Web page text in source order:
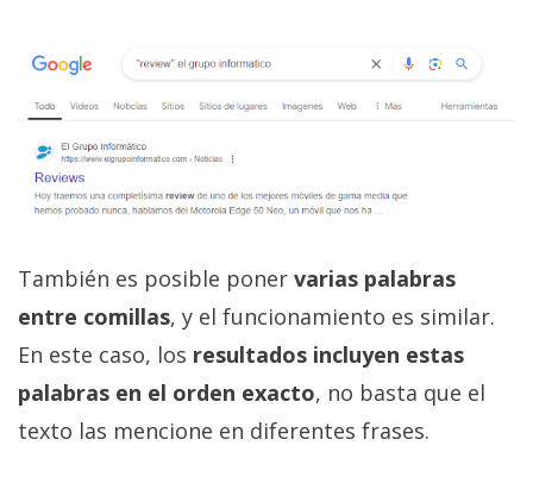
También es posible poner varias palabras
entre comillas, y el funcionamiento es similar.
En este caso, los resultados incluyen estas
palabras en el orden exacto, no basta que el
texto las mencione en diferentes frases.